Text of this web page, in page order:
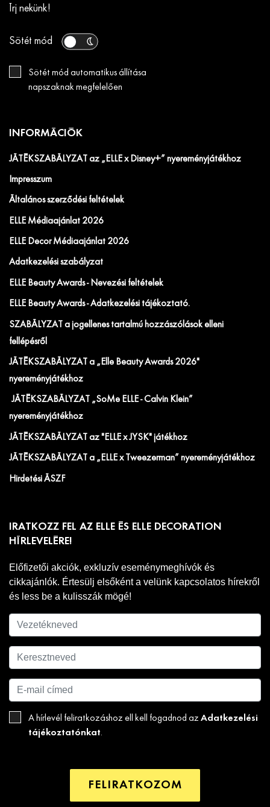
Írj nekünk!
Sötét mód
Sötét mód automatikus állítása
napszaknak megfelelően
INFORMÁCIÓK
JÁTÉKSZABÁLYZAT az „ELLE x Disney+” nyereményjátékhoz
Impresszum
Általános szerződési feltételek
ELLE Médiaajánlat 2026
ELLE Decor Médiaajánlat 2026
Adatkezelési szabályzat
ELLE Beauty Awards - Nevezési feltételek
ELLE Beauty Awards - Adatkezelési tájékoztató.
SZABÁLYZAT a jogellenes tartalmú hozzászólások elleni
fellépésről
JÁTÉKSZABÁLYZAT a „Elle Beauty Awards 2026"
nyereményjátékhoz
JÁTÉKSZABÁLYZAT „SoMe ELLE - Calvin Klein”
nyereményjátékhoz
JÁTÉKSZABÁLYZAT az "ELLE x JYSK" játékhoz
JÁTÉKSZABÁLYZAT a „ELLE x Tweezerman” nyereményjátékhoz
Hirdetési ÁSZF
IRATKOZZ FEL AZ ELLE ÉS ELLE DECORATION
HÍRLEVELÉRE!
Előfizetői akciók, exkluzív eseménymeghívók és
cikkajánlók. Értesülj elsőként a velünk kapcsolatos hírekről
és less be a kulisszák mögé!
A hírlevél feliratkozáshoz ell kell fogadnod az Adatkezelési
tájékoztatónkat.
FELIRATKOZOM